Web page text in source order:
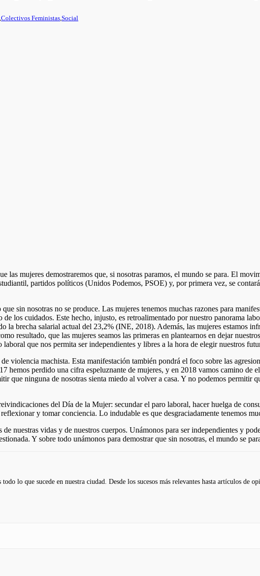
,Colectivos Feministas,Social
las mujeres demostraremos que, si nosotras paramos, el mundo se para. El
partidos políticos (Unidos Podemos, PSOE) y, por primera vez, se
sin nosotras no se produce. Las mujeres tenemos muchas razones para
los cuidados. Este hecho, injusto, es retroalimentado por nuestro panorama
la brecha salarial actual del 23,2% (INE, 2018). Además, las mujeres estamos
resultado, que las mujeres seamos las primeras en plantearnos en dejar
que nos permita ser independientes y libres a la hora de elegir nuestros
violencia machista. Esta manifestación también pondrá el foco sobre las
hemos perdido una cifra espeluznante de mujeres, y en 2018 vamos camino de
que ninguna de nosotras sienta miedo al volver a casa. Y no podemos permitir
del Día de la Mujer: secundar el paro laboral, hacer huelga de
y tomar conciencia. Lo indudable es que desgraciadamente tenemos
nuestras vidas y de nuestros cuerpos. Unámonos para ser independientes y
Y sobre todo unámonos para demostrar que sin nosotras, el mundo se
lo que sucede en nuestra ciudad. Desde los sucesos más relevantes hasta artículos de